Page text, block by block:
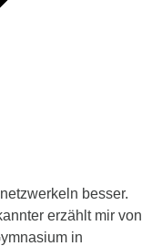
besser.
erzählt mir von
in